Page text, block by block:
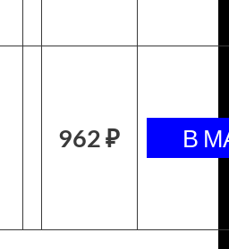
962 ₽